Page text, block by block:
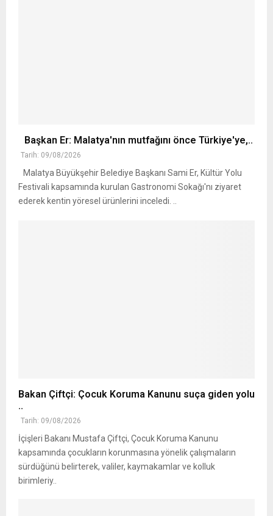
Başkan Er: Malatya'nın mutfağını önce Türkiye'ye,..
Tarih: 09/08/2026
Malatya Büyükşehir Belediye Başkanı Sami Er, Kültür Yolu
Festivali kapsamında kurulan Gastronomi Sokağı'nı ziyaret
ederek kentin yöresel ürünlerini inceledi. ..
Bakan Çiftçi: Çocuk Koruma Kanunu suça giden yolu
..
Tarih: 09/08/2026
İçişleri Bakanı Mustafa Çiftçi, Çocuk Koruma Kanunu
kapsamında çocukların korunmasına yönelik çalışmaların
sürdüğünü belirterek, valiler, kaymakamlar ve kolluk
birimleriy..